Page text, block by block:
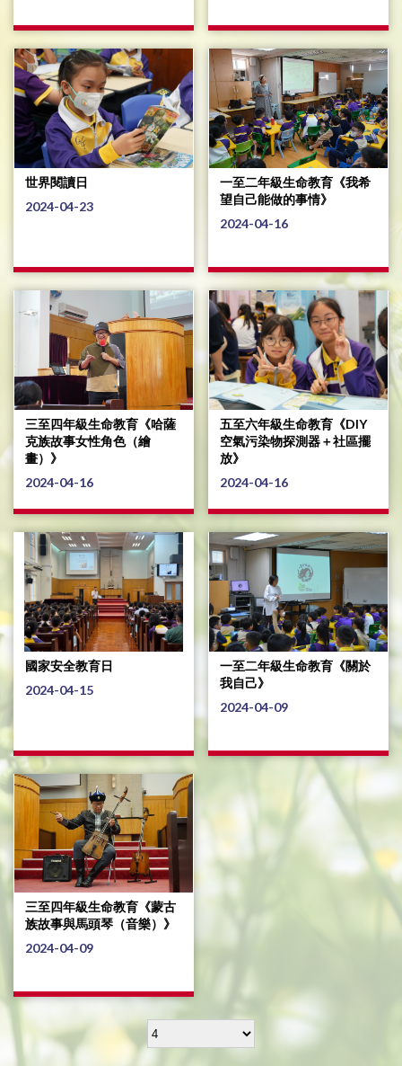
世界閱讀日
2024-04-23
一至二年級生命教育《我希
望自己能做的事情》
2024-04-16
三至四年級生命教育《哈薩
克族故事女性角色（繪
畫）》
2024-04-16
五至六年級生命教育《DIY
空氣污染物探測器＋社區擺
放》
2024-04-16
國家安全教育日
2024-04-15
一至二年級生命教育《關於
我自己》
2024-04-09
三至四年級生命教育《蒙古
族故事與馬頭琴（音樂）》
2024-04-09